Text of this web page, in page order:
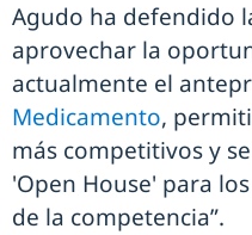
Agudo ha defendido
aprovechar la
actualmente el
Medicamento,
más competitivos y
'Open House' para
de la competencia”.